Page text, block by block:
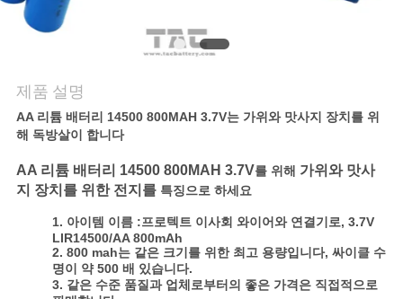
하
소
식
제품 설명
AA 리튬 배터리 14500 800MAH 3.7V는 가위와 맛사지 장치를 위
해 독방살이 합니다
AA 리튬 배터리 14500 800MAH 3.7V를 위해 가위와 맛사
지 장치를 위한 전지를 특징으로 하세요
1. 아이템 이름 :프로텍트 이사회 와이어와 연결기로, 3.7V
LIR14500/AA 800mAh
2. 800 mah는 같은 크기를 위한 최고 용량입니다, 싸이클 수
명이 약 500 배 있습니다.
3. 같은 수준 품질과 업체로부터의 좋은 가격은 직접적으로